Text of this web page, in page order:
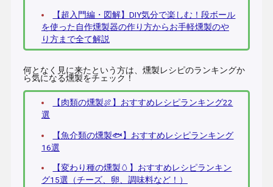
【超入門編・図解】DIY気分で楽しむ！段ボール
を使った自作燻製器の作り方からお手軽燻製のや
り方まで全て解説
何となく見に来たという方は、燻製レシピのランキングか
ら気になる燻製をチェック！
【肉類の燻製🍖】おすすめレシピランキング22
選
【魚介類の燻製🐟】おすすめレシピランキング
16選
【変わり種の燻製🥚】おすすめレシピランキン
グ15選（チーズ、卵、調味料など！）